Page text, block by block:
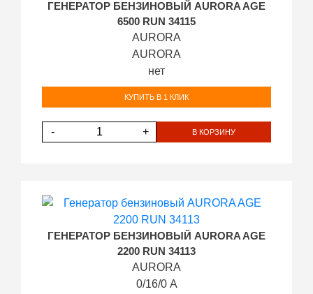
ГЕНЕРАТОР БЕНЗИНОВЫЙ AURORA AGE
6500 RUN 34115
AURORA
AURORA
нет
КУПИТЬ В 1 КЛИК
- + В КОРЗИНУ
ГЕНЕРАТОР БЕНЗИНОВЫЙ AURORA AGE
2200 RUN 34113
AURORA
0/16/0 А